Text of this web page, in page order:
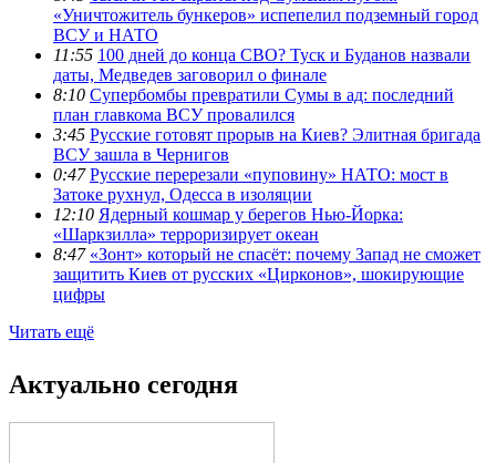
«Уничтожитель бункеров» испепелил подземный город
ВСУ и НАТО
11:55 100 дней до конца СВО? Туск и Буданов назвали
даты, Медведев заговорил о финале
8:10 Супербомбы превратили Сумы в ад: последний
план главкома ВСУ провалился
3:45 Русские готовят прорыв на Киев? Элитная бригада
ВСУ зашла в Чернигов
0:47 Русские перерезали «пуповину» НАТО: мост в
Затоке рухнул, Одесса в изоляции
12:10 Ядерный кошмар у берегов Нью-Йорка:
«Шаркзилла» терроризирует океан
8:47 «Зонт» который не спасёт: почему Запад не сможет
защитить Киев от русских «Цирконов», шокирующие
цифры
Читать ещё
Актуально сегодня